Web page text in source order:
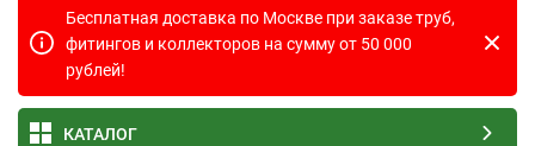
Бесплатная доставка по Москве при заказе труб,
фитингов и коллекторов на сумму от 50 000
рублей!
КАТАЛОГ